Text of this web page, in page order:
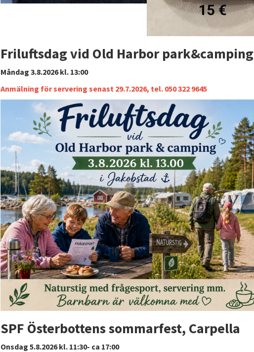
Friluftsdag vid Old Harbor park&camping
Måndag 3.8.2026 kl. 13:00
Anmälning för servering senast 29.7.2026, tel. 050 322 9645
SPF Österbottens sommarfest, Carpella
Onsdag 5.8.2026 kl. 11:30- ca 17:00